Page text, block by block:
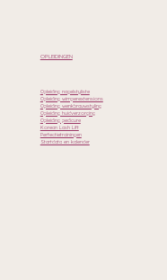
Opleiding nagelstyliste
Opleiding wimperextensions
Opleiding wenkbrauwstyling
Opleiding huidverzorging
Opleiding pedicure
Korean Lash Lift
Perfectietrainingen
Startdata en kalender
OPLEIDINGEN